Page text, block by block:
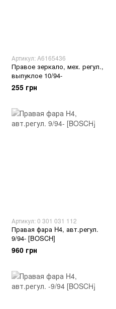
Артикул: A6165436
Правое зеркало, мех. регул.,
выпуклое 10/94-
255 грн
Артикул: 0 301 031 112
Правая фара H4, авт.регул.
9/94- [BOSCH]
960 грн